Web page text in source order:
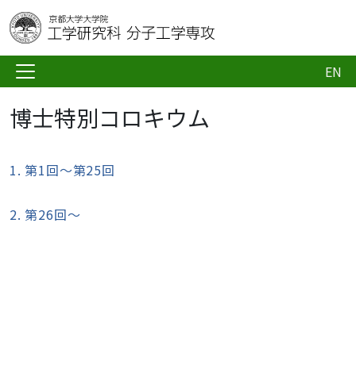
EN
博士特別コロキウム
1. 第1回～第25回
2. 第26回～